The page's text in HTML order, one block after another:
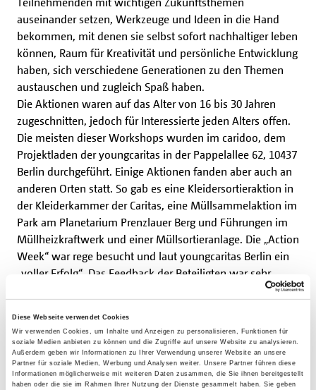
Diese Webseite verwendet Cookies
Wir verwenden Cookies, um Inhalte und Anzeigen zu personalisieren, Funktionen für
soziale Medien anbieten zu können und die Zugriffe auf unsere Website zu analysieren.
Außerdem geben wir Informationen zu Ihrer Verwendung unserer Website an unsere
Partner für soziale Medien, Werbung und Analysen weiter. Unsere Partner führen diese
Informationen möglicherweise mit weiteren Daten zusammen, die Sie ihnen bereitgestellt
haben oder die sie im Rahmen Ihrer Nutzung der Dienste gesammelt haben. Sie geben
auseinander setzen, Werkzeuge und Ideen in die Hand
bekommen, mit denen sie selbst sofort nachhaltiger leben
können, Raum für Kreativität und persönliche Entwicklung
haben, sich verschiedene Generationen zu den Themen
austauschen und zugleich Spaß haben.
Die Aktionen waren auf das Alter von 16 bis 30 Jahren
zugeschnitten, jedoch für Interessierte jeden Alters offen.
Die meisten dieser Workshops wurden im caridoo, dem
Projektladen der youngcaritas in der Pappelallee 62, 10437
Berlin durchgeführt. Einige Aktionen fanden aber auch an
anderen Orten statt. So gab es eine Kleidersortieraktion in
der Kleiderkammer der Caritas, eine Müllsammelaktion im
Park am Planetarium Prenzlauer Berg und Führungen im
Müllheizkraftwerk und einer Müllsortieranlage. Die „Action
Week“ war rege besucht und laut youngcaritas Berlin ein
„voller Erfolg“. Das Feedback der Beteiligten war sehr
positiv. Insgesamt gab es 130 Teilnehmende; einige davon
großen Interesses und der positiven Resonanz wird die
Action Week voraussichtlich auch 2020 wieder stattfinden.
Die Kinderhilfe des Bonifatiuswerkes unterstützt die